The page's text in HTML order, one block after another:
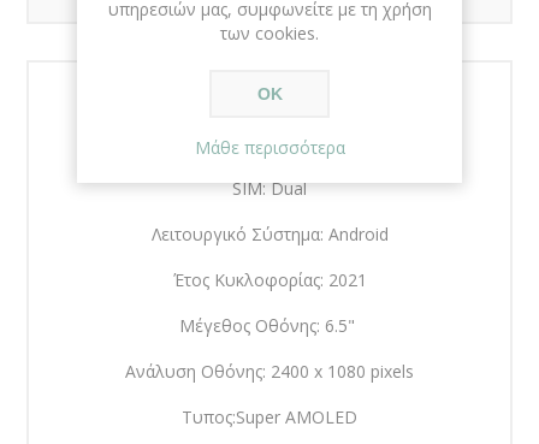
SIM: Dual
Λειτουργικό Σύστημα: Android
Έτος Κυκλοφορίας: 2021
Μέγεθος Οθόνης: 6.5"
Ανάλυση Οθόνης: 2400 x 1080 pixels
Τυπος:Super AMOLED
υπηρεσιών μας, συμφωνείτε με τη χρήση
των cookies.
ΟΚ
Μάθε περισσότερα